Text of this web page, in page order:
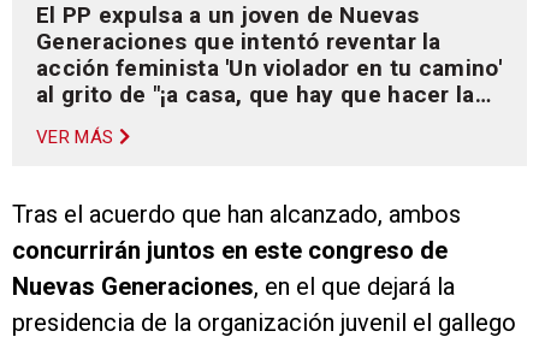
El PP expulsa a un joven de Nuevas
Generaciones que intentó reventar la
acción feminista 'Un violador en tu camino'
al grito de "¡a casa, que hay que hacer la
cena!"
VER MÁS
Tras el acuerdo que han alcanzado, ambos
concurrirán juntos en este congreso de
Nuevas Generaciones, en el que dejará la
presidencia de la organización juvenil el gallego